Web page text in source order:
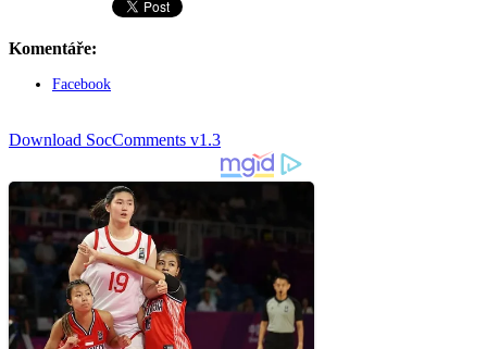
Komentáře:
Facebook
Download SocComments v1.3